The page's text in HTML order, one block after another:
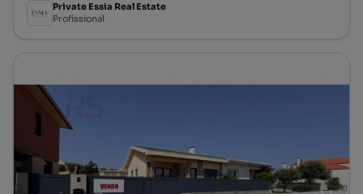
Private Essia Real Estate
Profissional